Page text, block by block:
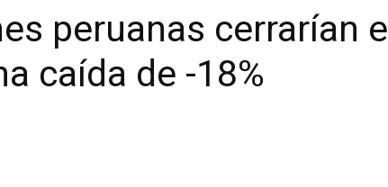
peruanas cerrarían el
caída de -18%